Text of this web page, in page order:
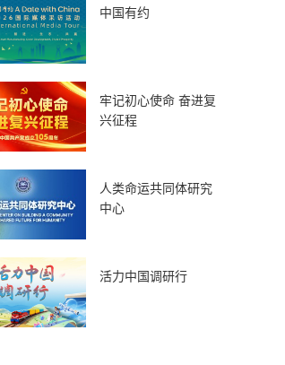
中国有约
牢记初心使命 奋进复
兴征程
人类命运共同体研究
中心
活力中国调研行